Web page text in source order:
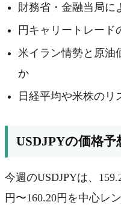
財務省・金融当局に
円キャリートレード
米イラン情勢と原油
か
日経平均や米株のリ
USDJPYの価格予
今週のUSDJPYは、
円〜160.20円を中心レ